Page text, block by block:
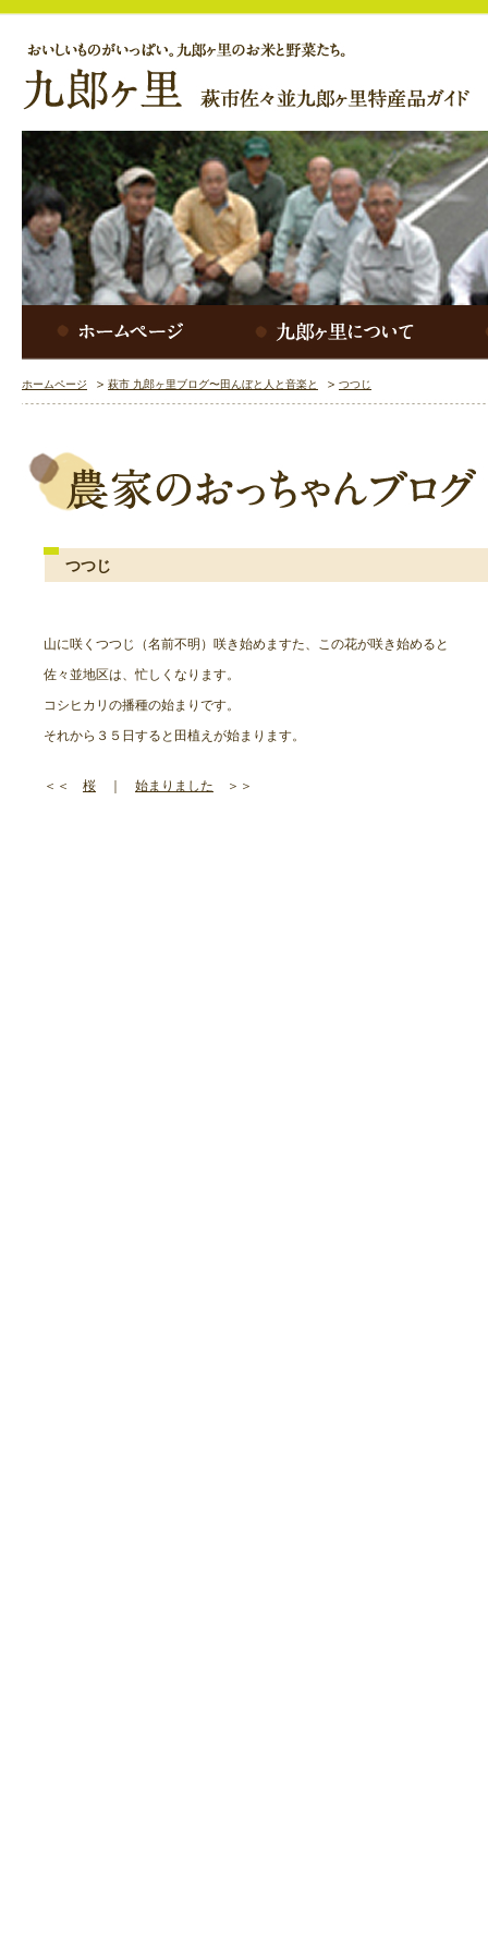
ホームページ 萩市 九郎ヶ里ブログ〜田んぼと人と音楽と つつじ
つつじ
山に咲くつつじ（名前不明）咲き始めますた、この花が咲き始めると
佐々並地区は、忙しくなります。
コシヒカリの播種の始まりです。
それから３５日すると田植えが始まります。
＜＜ 桜 始まりました ＞＞